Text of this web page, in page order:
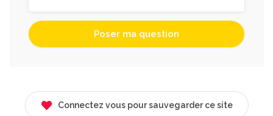
Connectez vous pour sauvegarder ce site